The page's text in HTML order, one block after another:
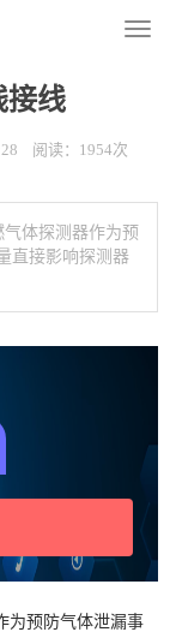
导
接线
阅读：1954次
体探测器作为预
直接影响探测器
为预防气体泄漏事